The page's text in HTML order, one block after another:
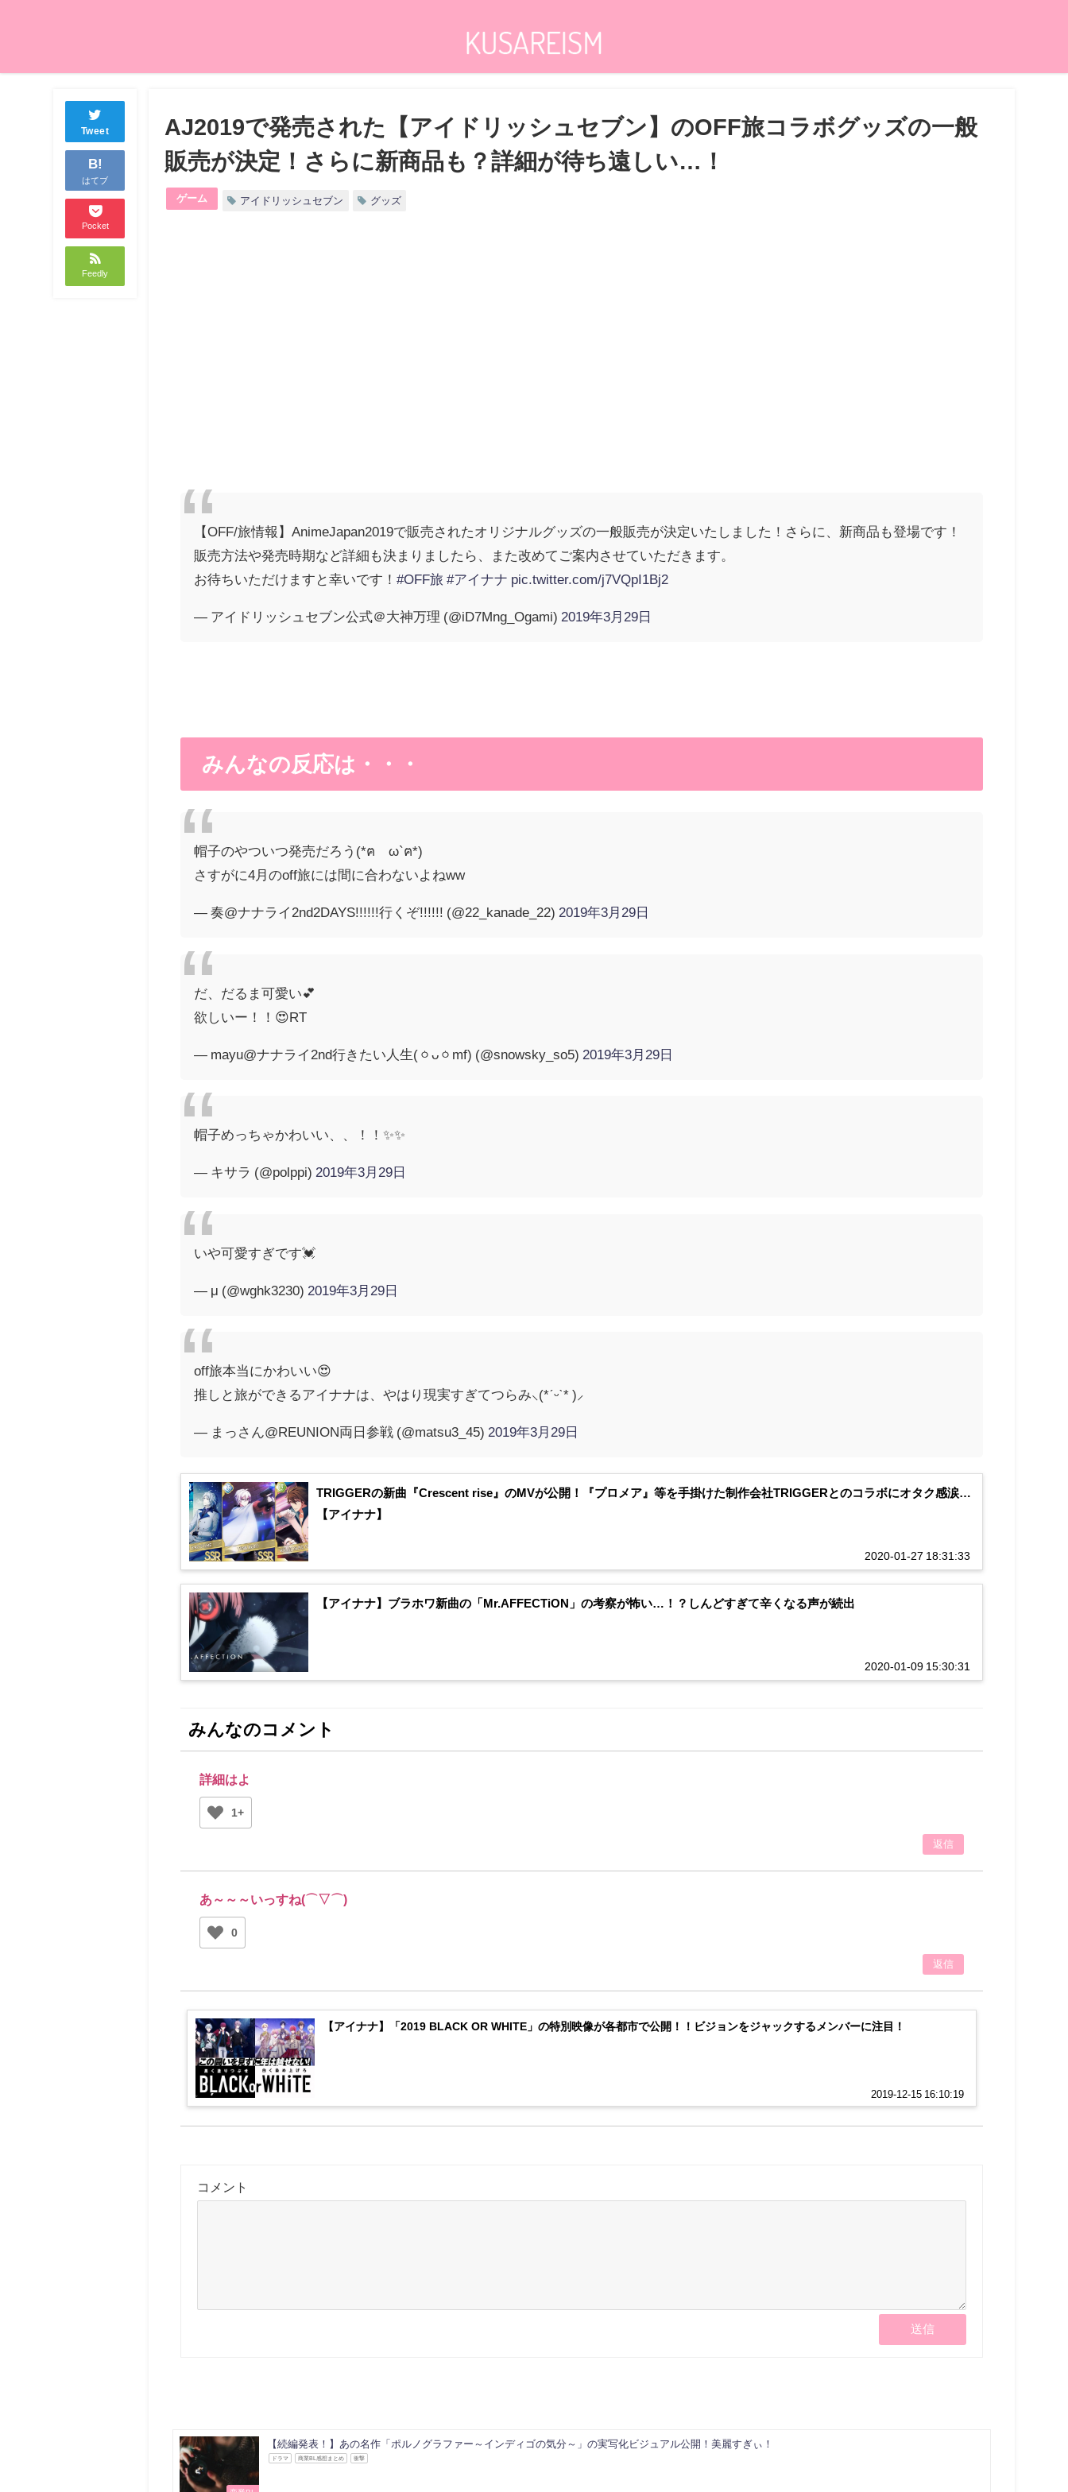
Tweet
B!
はてブ
Pocket
Feedly
AJ2019で発売された【アイドリッシュセブン】のOFF旅コラボグッズの一般
販売が決定！さらに新商品も？詳細が待ち遠しい…！
ゲーム アイドリッシュセブン グッズ
【OFF/旅情報】AnimeJapan2019で販売されたオリジナルグッズの一般販売が決定いたしました！さらに、新商品も登場です！
販売方法や発売時期など詳細も決まりましたら、また改めてご案内させていただきます。
お待ちいただけますと幸いです！#OFF旅 #アイナナ pic.twitter.com/j7VQpI1Bj2
— アイドリッシュセブン公式＠大神万理 (@iD7Mng_Ogami) 2019年3月29日
みんなの反応は・・・
帽子のやついつ発売だろう(*ฅ´ω`ฅ*)
さすがに4月のoff旅には間に合わないよねww
— 奏@ナナライ2nd2DAYS!!!!!!行くぞ!!!!!! (@22_kanade_22) 2019年3月29日
だ、だるま可愛い💕
欲しいー！！😍RT
— mayu@ナナライ2nd行きたい人生(ㆁᴗㆁmf) (@snowsky_so5) 2019年3月29日
帽子めっちゃかわいい、、！！✨✨
— キサラ (@polppi) 2019年3月29日
いや可愛すぎです💓
— μ (@wghk3230) 2019年3月29日
off旅本当にかわいい😍
推しと旅ができるアイナナは、やはり現実すぎてつらみ⸜(*ˊᵕˋ* )⸝
— まっさん@REUNION両日参戦 (@matsu3_45) 2019年3月29日
TRIGGERの新曲『Crescent rise』のMVが公開！『プロメア』等を手掛けた制作会社TRIGGERとのコラボにオタク感涙…
【アイナナ】
2020-01-27 18:31:33
【アイナナ】ブラホワ新曲の「Mr.AFFECTiON」の考察が怖い…！？しんどすぎて辛くなる声が続出
2020-01-09 15:30:31
みんなのコメント
詳細はよ
1+
返信
あ～～～いっすね(⌒▽⌒)
0
返信
【アイナナ】「2019 BLACK OR WHITE」の特別映像が各都市で公開！！ビジョンをジャックするメンバーに注目！
2019-12-15 16:10:19
コメント
【続編発表！】あの名作「ポルノグラファー～インディゴの気分～」の実写化ビジュアル公開！美麗すぎぃ！
ドラマ 商業BL感想まとめ 衝撃